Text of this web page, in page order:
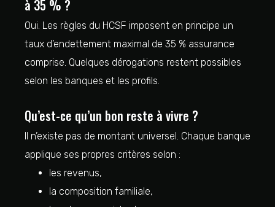
à 35 % ?
Oui. Les règles du HCSF imposent en principe un
taux d’endettement maximal de 35 % assurance
comprise. Quelques dérogations restent possibles
selon les banques et les profils.
Qu’est-ce qu’un bon reste à vivre ?
Il n’existe pas de montant universel. Chaque banque
applique ses propres critères selon :
les revenus,
la composition familiale,